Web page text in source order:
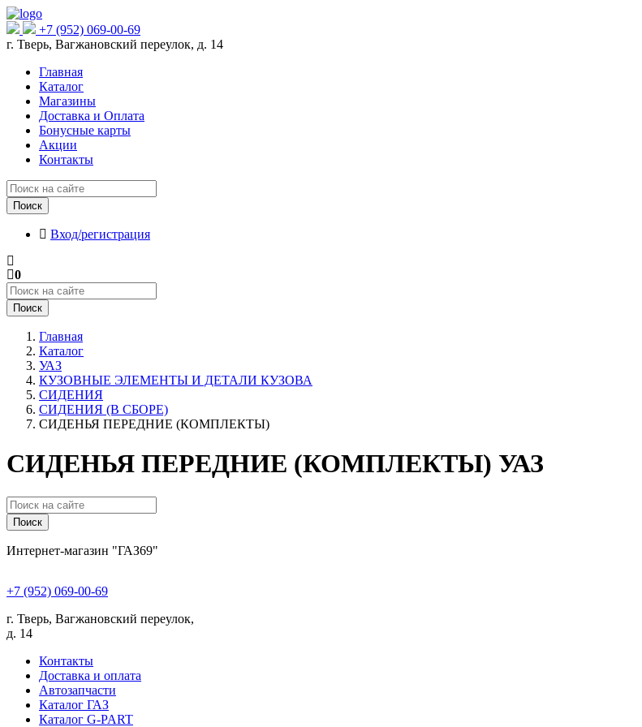
+7 (952) 069-00-69
г. Тверь, Вагжановский переулок, д. 14
Главная
Каталог
Магазины
Доставка и Оплата
Бонусные карты
Акции
Контакты
Поиск
Вход/регистрация
0
Поиск
Главная
Каталог
УАЗ
КУЗОВНЫЕ ЭЛЕМЕНТЫ И ДЕТАЛИ КУЗОВА
СИДЕНИЯ
СИДЕНИЯ (В СБОРЕ)
СИДЕНЬЯ ПЕРЕДНИЕ (КОМПЛЕКТЫ)
СИДЕНЬЯ ПЕРЕДНИЕ (КОМПЛЕКТЫ) УАЗ
Поиск
Интернет-магазин "ГАЗ69"
+7 (952) 069-00-69
г. Тверь, Вагжановский переулок,
д. 14
Контакты
Доставка и оплата
Автозапчасти
Каталог ГАЗ
Каталог G-PART